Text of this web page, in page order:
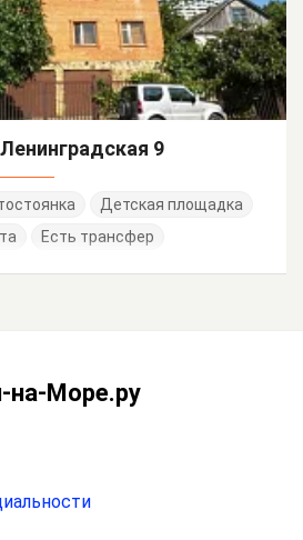
9
Детская площадка
Есть трансфер
на-Море.ру